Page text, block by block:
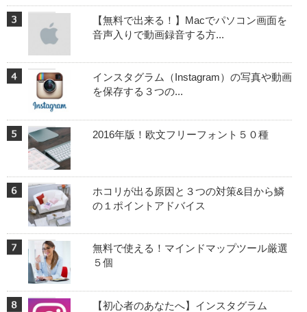
【無料で出来る！】Macでパソコン画面を
音声入りで動画録音する方...
インスタグラム（Instagram）の写真や動画
を保存する３つの...
2016年版！欧文フリーフォント５０種
ホコリが出る原因と３つの対策&目から鱗
の１ポイントアドバイス
無料で使える！マインドマップツール厳選
５個
【初心者のあなたへ】インスタグラム